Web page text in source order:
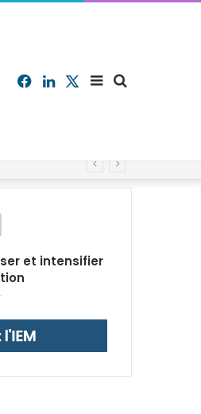
Sidebar
X
Linkedin
Facebook
Pourquoi un salarié français moyen travaille 202 jours par an pour financer impôts et cotisations, un record dans toute l’Union européenne
et intensifier